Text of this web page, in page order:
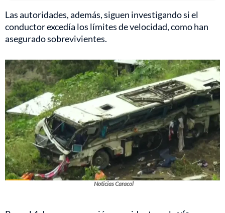
Las autoridades, además, siguen investigando si el
conductor excedía los límites de velocidad, como han
asegurado sobrevivientes.
Noticias Caracol